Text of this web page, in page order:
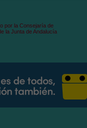
por la Consejaría de
la Junta de Andalucía